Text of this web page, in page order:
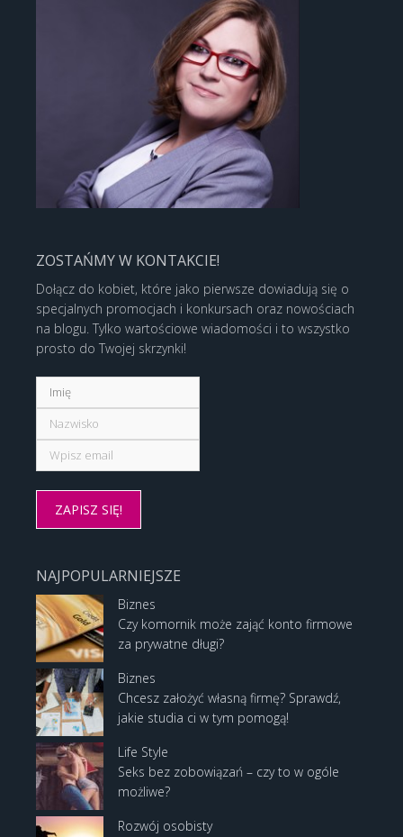
ZOSTAŃMY W KONTAKCIE!
Dołącz do kobiet, które jako pierwsze dowiadują się o
specjalnych promocjach i konkursach oraz nowościach
na blogu. Tylko wartościowe wiadomości i to wszystko
prosto do Twojej skrzynki!
NAJPOPULARNIEJSZE
Biznes
Czy komornik może zająć konto firmowe
za prywatne długi?
Biznes
Chcesz założyć własną firmę? Sprawdź,
jakie studia ci w tym pomogą!
Life Style
Seks bez zobowiązań – czy to w ogóle
możliwe?
Rozwój osobisty